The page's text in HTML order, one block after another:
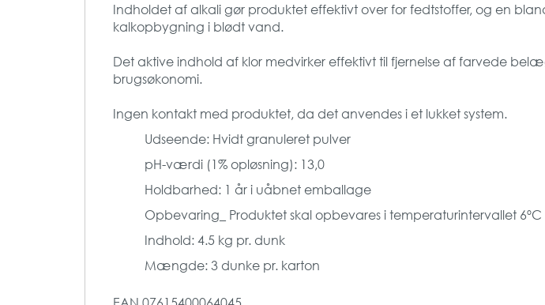
Indholdet af alkali gør produktet effektivt over for fedtstoffer, og en
kalkopbygning i blødt vand.
Det aktive indhold af klor medvirker effektivt til fjernelse af farvede
brugsøkonomi.
Ingen kontakt med produktet, da det anvendes i et lukket system.
Udseende: Hvidt granuleret pulver
pH-værdi (1% opløsning): 13,0
Holdbarhed: 1 år i uåbnet emballage
Opbevaring_ Produktet skal opbevares i temperaturintervallet 6ºC
Indhold: 4.5 kg pr. dunk
Mængde: 3 dunke pr. karton